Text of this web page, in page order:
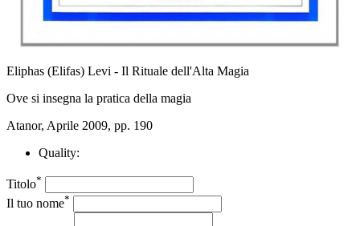
Eliphas (Elifas) Levi - Il Rituale dell'Alta Magia
Ove si insegna la pratica della magia
Atanor, Aprile 2009, pp. 190
Quality:
Titolo*
Il tuo nome*